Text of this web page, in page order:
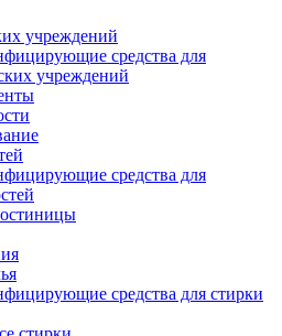
учреждений
средства для
учреждений
средства для
средства для стирки